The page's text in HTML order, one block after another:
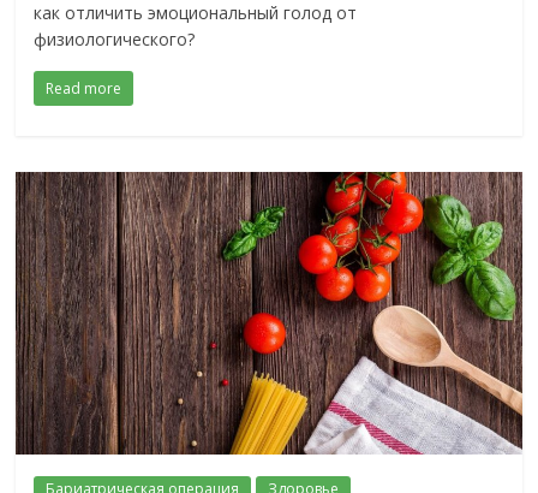
как отличить эмоциональный голод от
физиологического?
Read more
Бариатрическая операция
Здоровье